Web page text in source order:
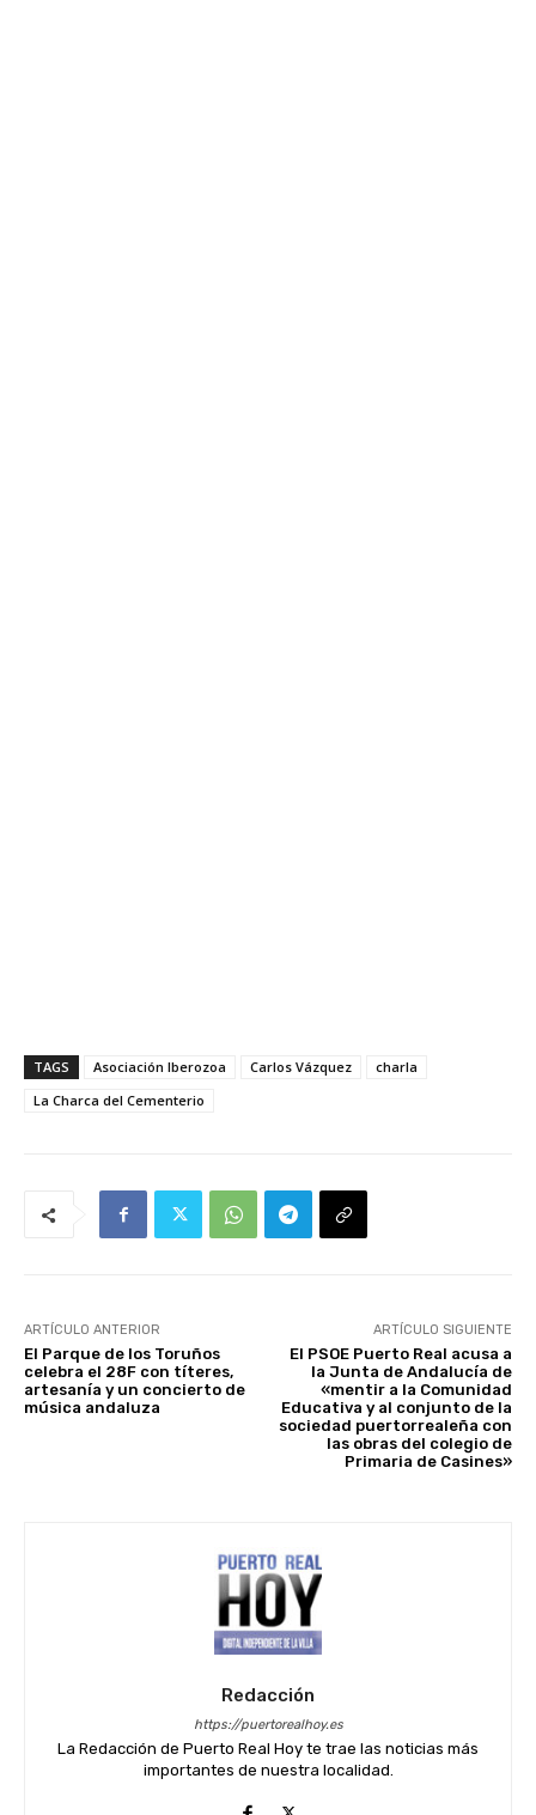
TAGS Asociación Iberozoa Carlos Vázquez
charla
La Charca del Cementerio
ARTÍCULO ANTERIOR
El Parque de los Toruños
celebra el 28F con títeres,
artesanía y un concierto de
música andaluza
ARTÍCULO SIGUIENTE
El PSOE Puerto Real acusa a
la Junta de Andalucía de
«mentir a la Comunidad
Educativa y al conjunto de la
sociedad puertorrealeña con
las obras del colegio de
Primaria de Casines»
Redacción
https://puertorealhoy.es
La Redacción de Puerto Real Hoy te trae las noticias más
importantes de nuestra localidad.